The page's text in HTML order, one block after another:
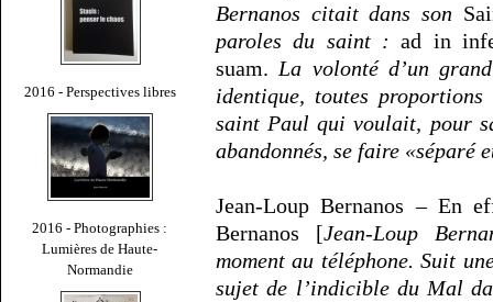
2016 - Perspectives libres
2016 - Photographies :
Lumières de Haute-
Normandie
Bernanos citait dans son
paroles du saint : ad in
suam. La volonté d’un
identique, toutes
saint Paul qui voulait, pour
abandonnés, se faire «séparé
Jean-Loup Bernanos – En
Bernanos [Jean-Loup
moment au téléphone. Suit
sujet de l’indicible du Mal